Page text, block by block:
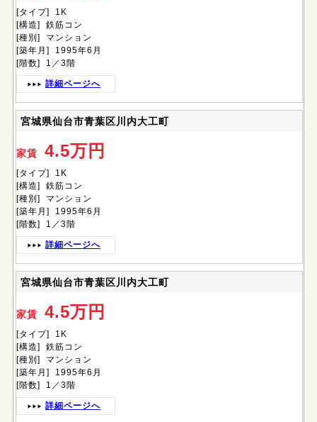
[タイプ] 1K
[構造] 鉄筋コン
[種別] マンション
[築年月] 1995年6月
[階数] 1／3階
詳細ページへ
宮城県仙台市青葉区川内大工町
家賃 4.5万円
[タイプ] 1K
[構造] 鉄筋コン
[種別] マンション
[築年月] 1995年6月
[階数] 1／3階
詳細ページへ
宮城県仙台市青葉区川内大工町
家賃 4.5万円
[タイプ] 1K
[構造] 鉄筋コン
[種別] マンション
[築年月] 1995年6月
[階数] 1／3階
詳細ページへ